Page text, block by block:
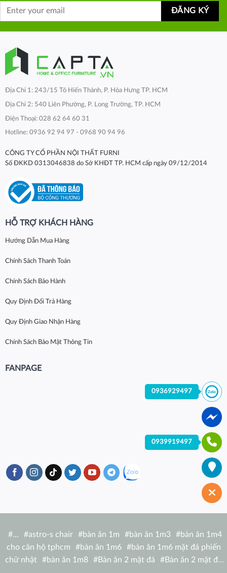
Địa Chỉ 1: 243/15 Tô Hiến Thành, P. Hòa Hưng TP. HCM
Địa Chỉ 2: 540 Liên Phường, P. Long Trường, TP. HCM
Điện Thoại: 028 62 64 60 31
Hotline: 0936 92 94 97 - 0968 90 94 96
CÔNG TY CỔ PHẦN NỘI THẤT FURNI
Số ĐKKD 0313046838 do Sở KHĐT TP. HCM cấp ngày 09/12/2014
HỖ TRỢ KHÁCH HÀNG
Hướng Dẫn Mua Hàng
Chính Sách Thanh Toán
Chính Sách Bảo Hành
Quy Định Đổi Trả Hàng
Quy Định Giao Nhận Hàng
Chính Sách Bảo Mật Thông Tin
FANPAGE
#… #astro-s chair #bàn ăn 1m #bàn ăn 1m3 #bàn ăn 1m4
cho căn hộ tphcm
#bàn ăn 1m6 #bàn ăn 1m6 mặt đá phiến
chữ nhật
#bàn ăn 1m8 #Bàn ăn 2 mặt đá #Bàn ăn 2 mặt đá
0936929497
0939919497